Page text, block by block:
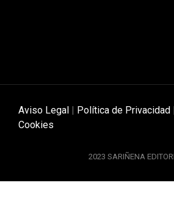
2023 SARIÑENA
Aviso Legal Política de Privacidad
Cookies